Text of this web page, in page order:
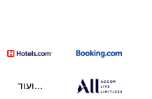
...ועוד